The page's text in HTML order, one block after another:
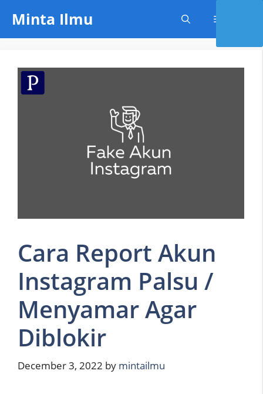
content
Minta Ilmu
Cara Report Akun
Instagram Palsu /
Menyamar Agar
Diblokir
December 3, 2022 by mintailmu